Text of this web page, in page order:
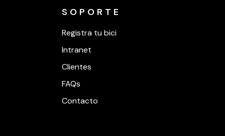
SOPORTE
Registra tu bici
Intranet
Clientes
FAQs
Contacto